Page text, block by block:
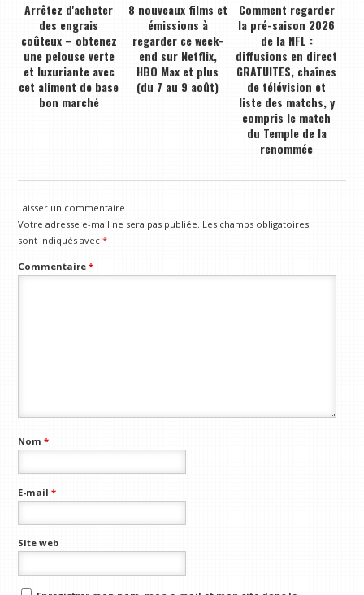
Arrêtez d'acheter
des engrais
coûteux – obtenez
une pelouse verte
et luxuriante avec
cet aliment de base
bon marché
8 nouveaux films et
émissions à
regarder ce week-
end sur Netflix,
HBO Max et plus
(du 7 au 9 août)
Comment regarder
la pré-saison 2026
de la NFL :
diffusions en direct
GRATUITES, chaînes
de télévision et
liste des matchs, y
compris le match
du Temple de la
renommée
Laisser un commentaire
Votre adresse e-mail ne sera pas publiée. Les champs obligatoires
sont indiqués avec*
Commentaire*
Nom*
E-mail*
Site web